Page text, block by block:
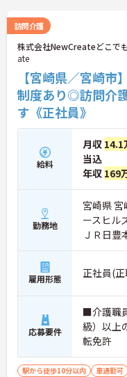
訪問介護
株式会社NewCreateどこで
ate
【宮崎県／宮崎
制度あり◎訪問介
す《正社員》
給料
月収 14.1
当込
年収 169
勤務地
宮崎県
ースヒル
ＪＲ日豊
雇用形態 正社員(
応募要件
■介護職
級）以上
転免許
駅から徒歩10分以内 車通勤可